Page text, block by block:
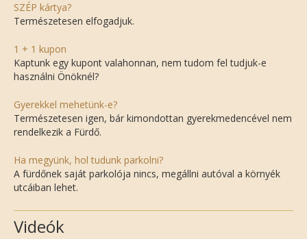
SZÉP kártya?
Természetesen elfogadjuk.
1 + 1 kupon
Kaptunk egy kupont valahonnan, nem tudom fel tudjuk-e
használni Önöknél?
Gyerekkel mehetünk-e?
Természetesen igen, bár kimondottan gyerekmedencével nem
rendelkezik a Fürdő.
Ha megyünk, hol tudunk parkolni?
A fürdőnek saját parkolója nincs, megállni autóval a környék
utcáiban lehet.
Videók